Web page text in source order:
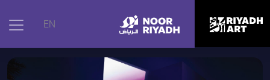
EN الرئيسية | الأعمال الفنية | سطح مُقيد، 2015